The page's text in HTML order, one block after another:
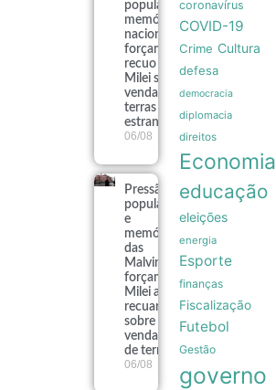
popular e
memória
nacional
forçam
recuo de
Milei sobre
venda de
terras a
estrangeiros
06/08
Pressão
popular
e
memória
das
Malvinas
forçam
Milei a
recuar
sobre
venda
de terras
06/08
coronavírus
COVID-19
Crime Cultura
defesa
democracia
diplomacia
direitos
Economia
educação
eleições
energia
Esporte
finanças
Fiscalização
Futebol
Gestão
governo